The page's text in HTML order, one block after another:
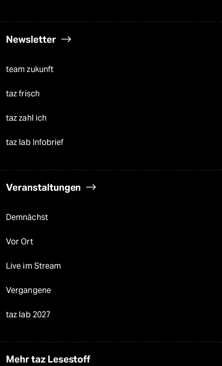
Newsletter
team zukunft
taz frisch
taz zahl ich
taz lab Infobrief
Veranstaltungen
Demnächst
Vor Ort
Live im Stream
Vergangene
taz lab 2027
Mehr taz Lesestoff